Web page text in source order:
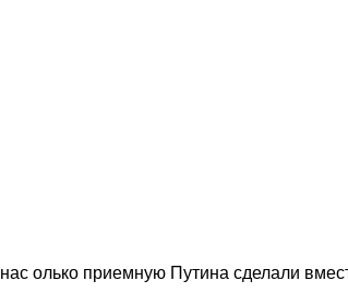
олько приемную Путина сделали